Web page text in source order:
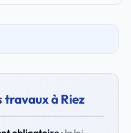
travaux à Riez